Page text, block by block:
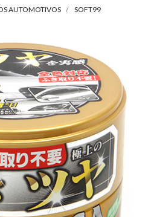
AUTOMOTIVOS SOFT99